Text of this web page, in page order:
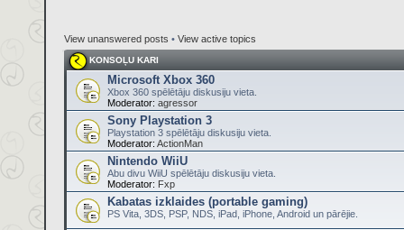
View unanswered posts • View active topics
KONSOĻU KARI
Microsoft Xbox 360
Xbox 360 spēlētāju diskusiju vieta.
Moderator: agressor
Sony Playstation 3
Playstation 3 spēlētāju diskusiju vieta.
Moderator: ActionMan
Nintendo WiiU
Abu divu WiiU spēlētāju diskusiju vieta.
Moderator: Fxp
Kabatas izklaides (portable gaming)
PS Vita, 3DS, PSP, NDS, iPad, iPhone, Android un pārējie.